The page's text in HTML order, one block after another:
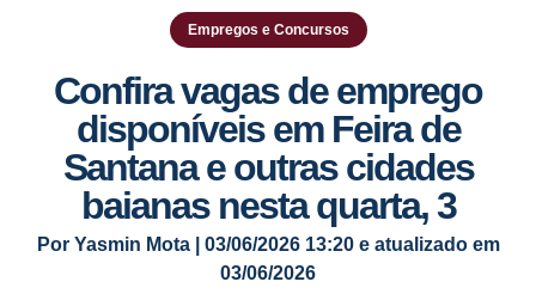
Empregos e Concursos
Confira vagas de emprego
disponíveis em Feira de
Santana e outras cidades
baianas nesta quarta, 3
Por Yasmin Mota | 03/06/2026 13:20 e atualizado em
03/06/2026